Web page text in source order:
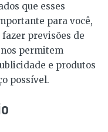
que esses
para você,
previsões de
permitem
e produtos
possível.